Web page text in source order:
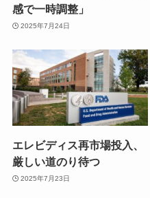
感で一時調整」
2025年7月24日
エレビディス再市場投入、
厳しい道のり待つ
2025年7月23日